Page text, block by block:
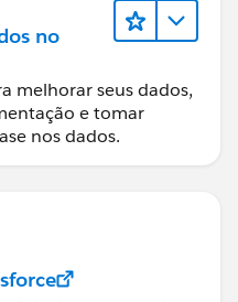
no
melhorar seus dados,
e tomar
nos dados.